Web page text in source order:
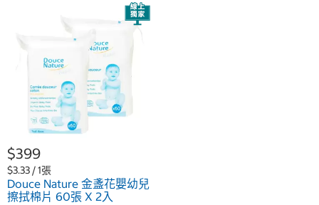
$399
$3.33 / 1張
Douce Nature 金盞花嬰幼兒
擦拭棉片 60張 X 2入